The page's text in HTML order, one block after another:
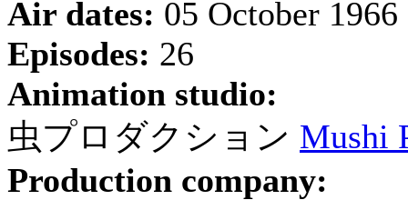
Air dates: 05 October
Episodes: 26
Animation studio:
虫プロダクション Mushi
Production company: